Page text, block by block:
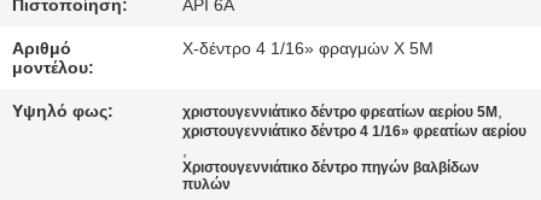
ΣΕ
ΕΠΑΦΉ
ΜΕ
Πιστοποίηση: API 6A
Αριθμό
μοντέλου:
Χ-δέντρο 4 1/16» φραγμών Χ 5M
Υψηλό φως: χριστουγεννιάτικο δέντρο φρεατίων αερίου 5M ,
χριστουγεννιάτικο δέντρο 4 1/16» φρεατίων αερίου
,
Χριστουγεννιάτικο δέντρο πηγών βαλβίδων
πυλών